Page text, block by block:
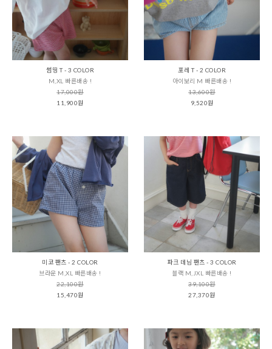
썸띵 T - 3 COLOR
M,XL 빠른배송 !
17,000원
11,900원
포레 T - 2 COLOR
아이보리 M 빠른배송 !
13,600원
9,520원
미코 팬츠 - 2 COLOR
브라운 M,XL 빠른배송 !
22,100원
15,470원
파크 데님 팬츠 - 3 COLOR
블랙 M,JXL 빠른배송 !
39,100원
27,370원